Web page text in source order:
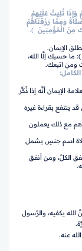
وَإِذَا تُلِيَتْ عَلَيْهِمْ
وَمِمَّا رَزَقْنَاهُمْ
مِنَ الْمُؤْمِنِينَ ﴾.
الإيمان.
﴾: ما حسبك إلَّا الله،
ومن اتبعك.
الإيمان أنَّه إذا ذُكِّر
قد ينتفع بقراءة غيره
مع ذلك يعملون
اسم جنسٍ يشمل
الكلَّ، ومن أنفق
يكفيه، والرَّسول
عنه.